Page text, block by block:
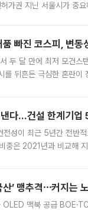
가권 지닌 서울시가 중
빠진 코스피, 변동
두 달 만에 최저 모건스
를 뒤흔든 극심한 혼란
낸다…건설 한계기
전성이 최근 5년간 전반
중은 2021년과 비교해
산’ 맹추격⋯커지는
맥북 공급